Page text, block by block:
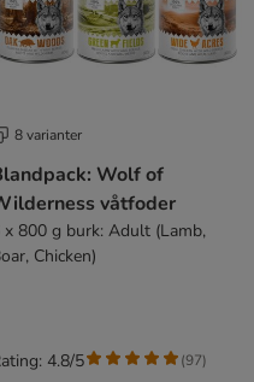
8 varianter
Wolf of
våtfoder
x 800 g burk: Adult (Lamb,
Chicken)
4.8/5 (97)